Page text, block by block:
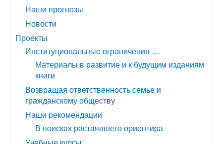
Наши прогнозы
Новости
Проекты
Институциональные ограничения …
Материалы в развитие и к будущим изданиям
книги
Возвращая ответственность семье и
гражданскому обществу
Наши рекомендации
В поисках растаявшего ориентира